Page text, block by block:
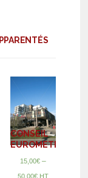
CONSEIL
15,00€–
50,00€ HT